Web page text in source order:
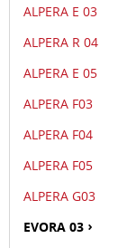
ALPERA E 03
ALPERA R 04
ALPERA E 05
ALPERA F03
ALPERA F04
ALPERA F05
ALPERA G03
EVORA 03